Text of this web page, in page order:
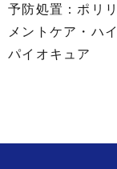
予防処置：ポリ
メントケア・ハ
パイオキュア